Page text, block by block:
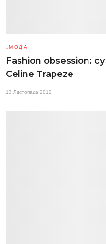
МОДА
Fashion obsession:
Celine Trapeze
13 Листопада 2012